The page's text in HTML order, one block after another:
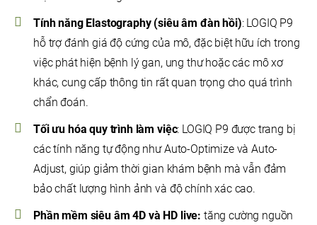
Tính năng Elastography (siêu âm đàn hồi): LOGIQ P9
hỗ trợ đánh giá độ cứng của mô, đặc biệt hữu ích trong
việc phát hiện bệnh lý gan, ung thư hoặc các mô xơ
khác, cung cấp thông tin rất quan trọng cho quá trình
chẩn đoán.
Tối ưu hóa quy trình làm việc: LOGIQ P9 được trang bị
các tính năng tự động như Auto-Optimize và Auto-
Adjust, giúp giảm thời gian khám bệnh mà vẫn đảm
bảo chất lượng hình ảnh và độ chính xác cao.
Phần mềm siêu âm 4D và HD live: tăng cường nguồn